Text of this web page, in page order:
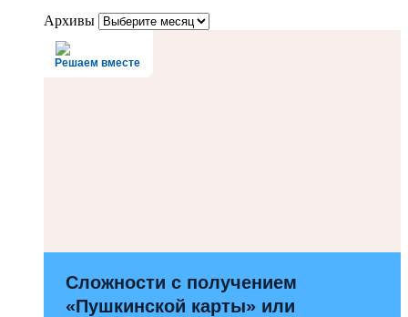
Архивы
Решаем вместе
Сложности с получением
«Пушкинской карты» или